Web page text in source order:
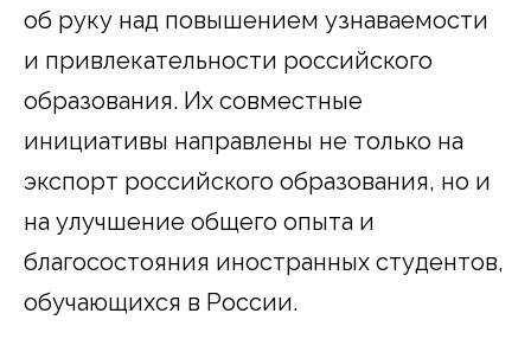
об руку над повышением узнаваемости
и привлекательности российского
образования. Их совместные
инициативы направлены не только на
экспорт российского образования, но и
на улучшение общего опыта и
благосостояния иностранных студентов,
обучающихся в России.